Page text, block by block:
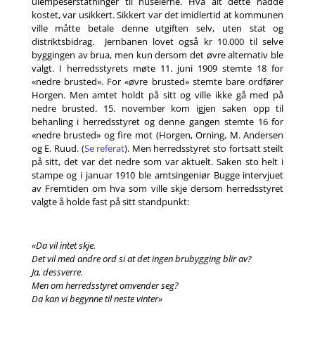
kostet, var usikkert. Sikkert var det imidlertid at kommunen
ville måtte betale denne utgiften selv, uten stat og
distriktsbidrag. Jernbanen lovet også kr 10.000 til selve
byggingen av brua, men kun dersom det øvre alternativ ble
valgt. I herredsstyrets møte 11. juni 1909 stemte 18 for
«nedre brusted». For «øvre brusted» stemte bare ordfører
Horgen. Men amtet holdt på sitt og ville ikke gå med på
nedre brusted. 15. november kom igjen saken opp til
behanling i herredsstyret og denne gangen stemte 16 for
«nedre brusted» og fire mot (Horgen, Orning, M. Andersen
og E. Ruud. (Se referat). Men herredsstyret sto fortsatt steilt
på sitt, det var det nedre som var aktuelt. Saken sto helt i
stampe og i januar 1910 ble amtsingeniør Bugge intervjuet
av Fremtiden om hva som ville skje dersom herredsstyret
valgte å holde fast på sitt standpunkt:
«Da vil intet skje.
Det vil med andre ord si at det ingen brubygging blir av?
Ja, dessverre.
Men om herredsstyret omvender seg?
Da kan vi begynne til neste vinter»